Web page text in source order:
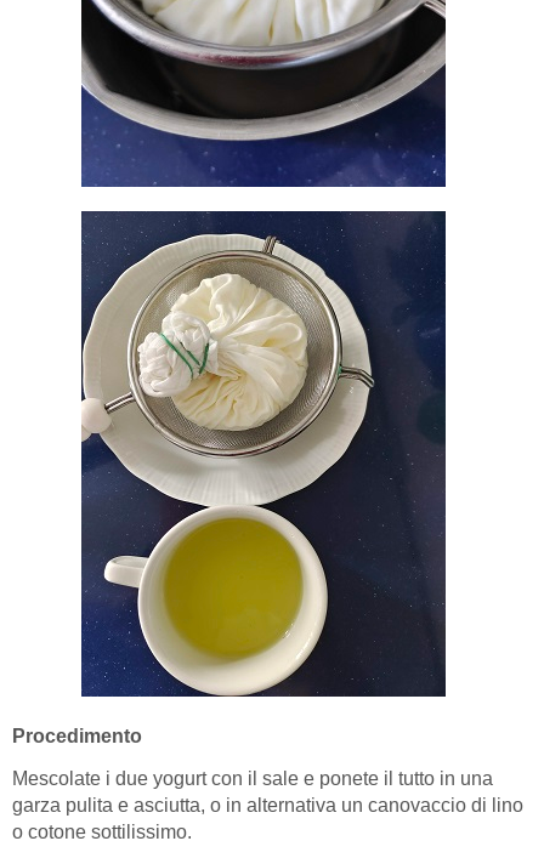
Procedimento
Mescolate i due yogurt con il sale e ponete il tutto in una
garza pulita e asciutta, o in alternativa un canovaccio di lino
o cotone sottilissimo.